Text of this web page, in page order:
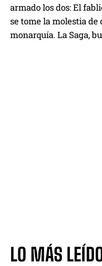
armado los dos: El
se tome la molestia
monarquía. La Saga,
LO MÁS